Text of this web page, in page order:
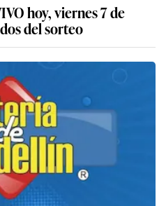
hoy, viernes 7 de
del sorteo